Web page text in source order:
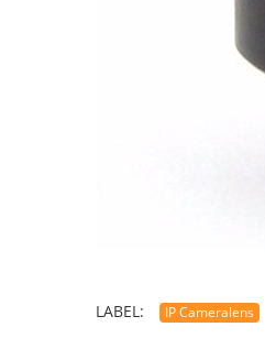
LABEL: IP Cameralens